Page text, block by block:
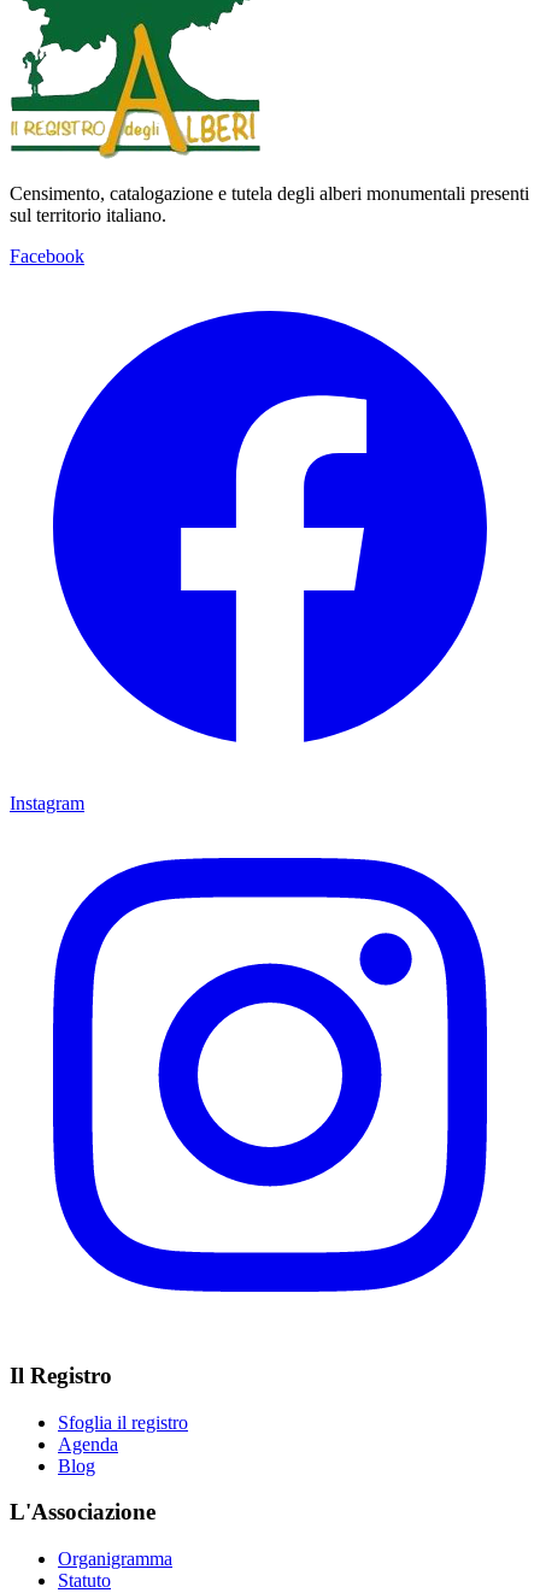
Censimento, catalogazione e tutela degli alberi monumentali presenti
sul territorio italiano.
Facebook
Instagram
Il Registro
Sfoglia il registro
Agenda
Blog
L'Associazione
Organigramma
Statuto